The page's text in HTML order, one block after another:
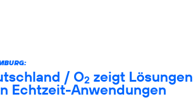
/ O2 zeigt
Echtzeit-Anwendungen